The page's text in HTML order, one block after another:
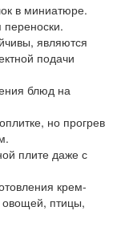
в миниатюре.
являются
подачи
блюд на
но прогрев
плите даже с
крем-
овощей, птицы,